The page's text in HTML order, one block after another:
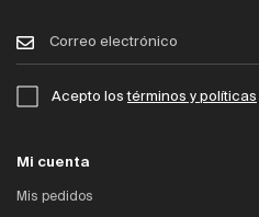
Acepto lostérminos y políticas
Mi cuenta
Mis pedidos